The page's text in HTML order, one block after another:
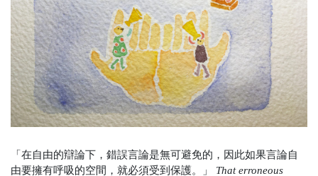
「在自由的辯論下，錯誤言論是無可避免的，因此如果言論自
由要擁有呼吸的空間，就必須受到保護。」
That erroneous